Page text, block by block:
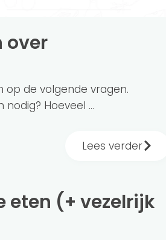
de volgende vragen.
Hoeveel ...
Lees verder